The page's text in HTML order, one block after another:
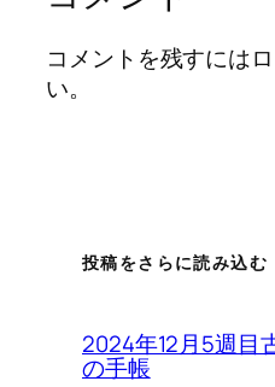
コメントを残すには
い。
投稿をさらに読み込む
2024年12月5週目
の手帳